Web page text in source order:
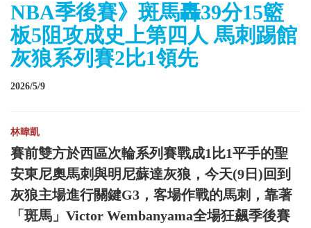
NBA季後賽》斑馬轟39分15籃
板5阻攻成史上第四人 馬刺踢館
灰狼系列賽2比1領先
2026/5/9
林暐凱
賽前雙方於西區次輪系列賽戰成1比1平手的聖
安東尼奧馬刺與明尼蘇達灰狼，今天(9日)回到
灰狼主場進行關鍵G3，客場作戰的馬刺，靠著
「斑馬」Victor Wembanyama全場狂飆季後賽